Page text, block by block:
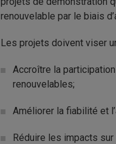
renouvelable par le biais
Les projets doivent viser
Accroître la
renouvelables;
Améliorer la fiabilité et
Réduire les impacts sur